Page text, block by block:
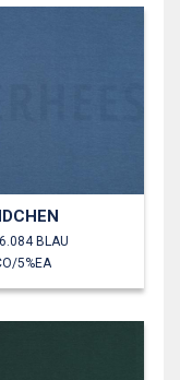
BLAU
5%EA